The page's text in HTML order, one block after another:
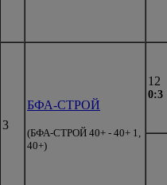
3
БФА-СТРОЙ
(БФА-СТРОЙ 40+ - 40+ 1,
40+)
12
0:3